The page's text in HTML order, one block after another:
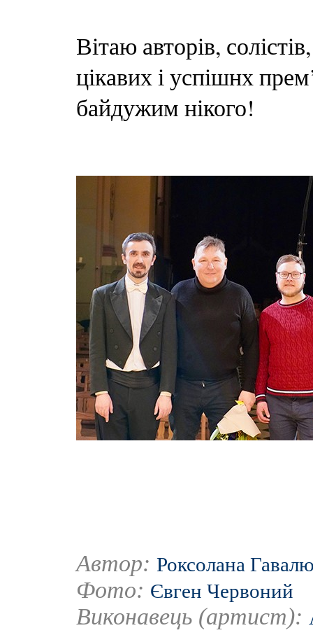
Вітаю авторів,
цікавих і успішнх
байдужим нікого!
Автор: Роксолана
Фото: Євген Червоний
Виконавець (артист):